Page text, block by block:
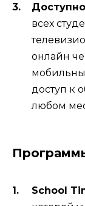
всех
онлайн
доступ к
любом
School